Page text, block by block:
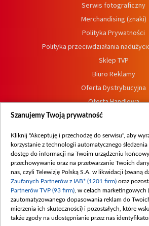
Serwis fotograficzny
Merchandising (znaki)
Polityka Prywatności
Polityka przeciwdziałania
Sklep TVP
Biuro Reklamy
Oferta Dystrybucyjna
Oferta Handlowa
Dostępność
Procedura zgłoszeń
Szanujemy Twoją prywatność
Kliknij "Akceptuję i przechodzę do serwisu", aby
korzystanie z technologii automatycznego śledzenia
dostęp do informacji na Twoim urządzeniu
przechowywanie oraz na przetwarzanie Twoich
nas, czyli Telewizję Polską S.A. w likwidacji (zwaną
Zaufanych Partnerów z IAB* (1201 firm) oraz
Partnerów TVP (93 firm) , w celach marketingowych
zautomatyzowanego dopasowania reklam do
mierzenia ich skuteczności) i pozostałych, które
także zgody na udostępnianie przez nas